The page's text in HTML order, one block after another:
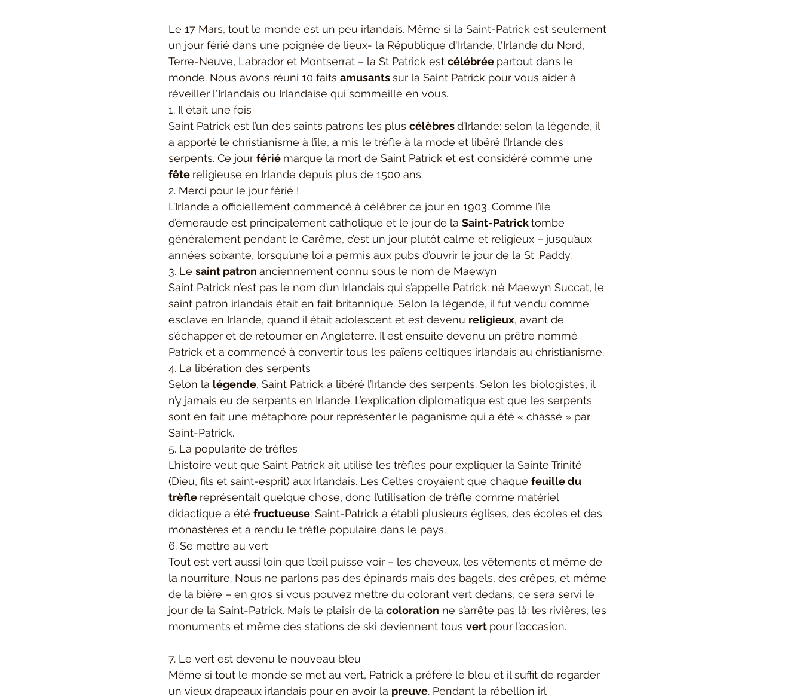
Le 17 Mars, tout le monde est un peu irlandais. Même si la Saint-Patrick est seulement
un jour férié dans une poignée de lieux- la République d'Irlande, l'Irlande du Nord,
Terre-Neuve, Labrador et Montserrat – la St Patrick est célébrée partout dans le
monde. Nous avons réuni 10 faits amusants sur la Saint Patrick pour vous aider à
réveiller l'Irlandais ou Irlandaise qui sommeille en vous.
1. Il était une fois
Saint Patrick est l’un des saints patrons les plus célèbres d’Irlande: selon la légende, il
a apporté le christianisme à l’île, a mis le trèfle à la mode et libéré l’Irlande des
serpents. Ce jour férié marque la mort de Saint Patrick et est considéré comme une
fête religieuse en Irlande depuis plus de 1500 ans.
2. Merci pour le jour férié !
L’Irlande a officiellement commencé à célébrer ce jour en 1903. Comme l’île
d’émeraude est principalement catholique et le jour de la Saint-Patrick tombe
généralement pendant le Carême, c’est un jour plutôt calme et religieux – jusqu’aux
années soixante, lorsqu’une loi a permis aux pubs d’ouvrir le jour de la St .Paddy.
3. Le saint patron anciennement connu sous le nom de Maewyn
Saint Patrick n’est pas le nom d’un Irlandais qui s’appelle Patrick: né Maewyn Succat, le
saint patron irlandais était en fait britannique. Selon la légende, il fut vendu comme
esclave en Irlande, quand il était adolescent et est devenu religieux, avant de
s’échapper et de retourner en Angleterre. Il est ensuite devenu un prêtre nommé
Patrick et a commencé à convertir tous les païens celtiques irlandais au christianisme.
4. La libération des serpents
Selon la légende, Saint Patrick a libéré l’Irlande des serpents. Selon les biologistes, il
n’y jamais eu de serpents en Irlande. L’explication diplomatique est que les serpents
sont en fait une métaphore pour représenter le paganisme qui a été « chassé » par
Saint-Patrick.
5. La popularité de trèfles
L’histoire veut que Saint Patrick ait utilisé les trèfles pour expliquer la Sainte Trinité
(Dieu, fils et saint-esprit) aux Irlandais. Les Celtes croyaient que chaque feuille du
trèfle représentait quelque chose, donc l’utilisation de trèfle comme matériel
didactique a été fructueuse: Saint-Patrick a établi plusieurs églises, des écoles et des
monastères et a rendu le trèfle populaire dans le pays.
6. Se mettre au vert
Tout est vert aussi loin que l’œil puisse voir – les cheveux, les vêtements et même de
la nourriture. Nous ne parlons pas des épinards mais des bagels, des crêpes, et même
de la bière – en gros si vous pouvez mettre du colorant vert dedans, ce sera servi le
jour de la Saint-Patrick. Mais le plaisir de la coloration ne s’arrête pas là: les rivières, les
monuments et même des stations de ski deviennent tous vert pour l’occasion.
7. Le vert est devenu le nouveau bleu
Même si tout le monde se met au vert, Patrick a préféré le bleu et il suffit de regarder
un vieux drapeaux irlandais pour en avoir la preuve. Pendant la rébellion irl